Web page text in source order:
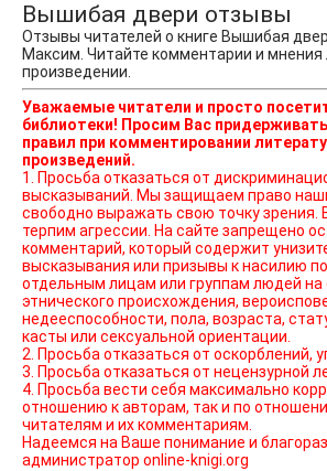
Вышибая двери отзывы
Отзывы читателей о книге Вышибая
Максим. Читайте комментарии и мнения
произведении.
Уважаемые читатели и просто
библиотеки! Просим Вас
правил при комментировании
произведений.
1. Просьба отказаться от
высказываний. Мы защищаем право наших читателей
свободно выражать свою точку зрения.
терпим агрессии. На сайте запрещено
комментарий, который содержит
высказывания или призывы к насилию
отдельным лицам или группам людей на
этнического происхождения,
недееспособности, пола, возраста,
касты или сексуальной ориентации.
2. Просьба отказаться от оскорблений,
3. Просьба отказаться от нецензурной
4. Просьба вести себя максимально
отношению к авторам, так и по
читателям и их комментариям.
Надеемся на Ваше понимание и
администратор online-knigi.org